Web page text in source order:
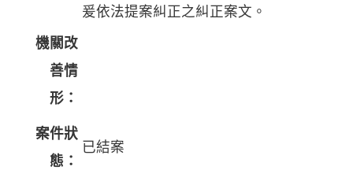
爰依法提案糾正之糾正案文。
機關改
善情
形：
案件狀
態：
已結案